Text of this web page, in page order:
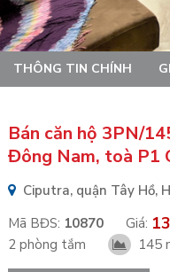
THÔNG TIN CHÍNH
Bán căn hộ 3PN/
Đông Nam, toà P1
Ciputra, quận Tây Hồ,
Mã BĐS: 10870 Giá:
2 phòng tắm
145